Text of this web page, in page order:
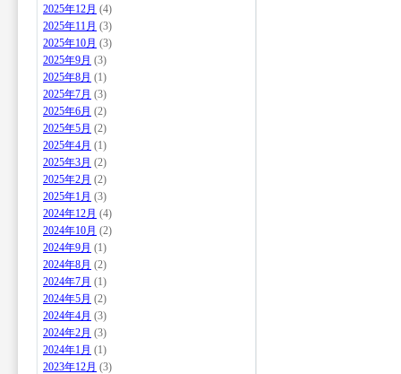
2025年12月 (4)
2025年11月 (3)
2025年10月 (3)
2025年9月 (3)
2025年8月 (1)
2025年7月 (3)
2025年6月 (2)
2025年5月 (2)
2025年4月 (1)
2025年3月 (2)
2025年2月 (2)
2025年1月 (3)
2024年12月 (4)
2024年10月 (2)
2024年9月 (1)
2024年8月 (2)
2024年7月 (1)
2024年5月 (2)
2024年4月 (3)
2024年2月 (3)
2024年1月 (1)
2023年12月 (3)